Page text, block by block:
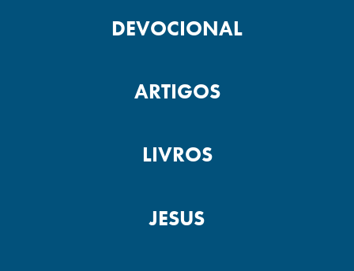
DEVOCIONAL
ARTIGOS
LIVROS
JESUS